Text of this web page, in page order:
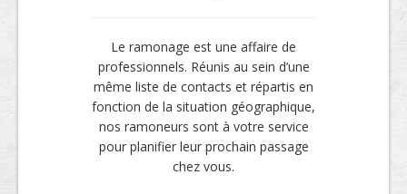
Le ramonage est une affaire de
professionnels. Réunis au sein d’une
même liste de contacts et répartis en
fonction de la situation géographique,
nos ramoneurs sont à votre service
pour planifier leur prochain passage
chez vous.